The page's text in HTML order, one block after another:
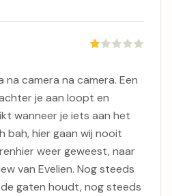
na camera na camera. Een
je aan loopt en
wanneer je iets aan het
bah, hier gaan wij nooit
weer geweest, naar
van Evelien. Nog steeds
gaten houdt, nog steeds